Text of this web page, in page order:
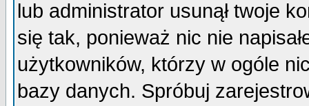
lub administrator usunął twoje
się tak, ponieważ nic nie
użytkowników, którzy w ogóle
bazy danych. Spróbuj